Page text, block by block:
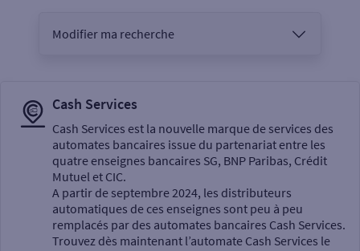
Modifier ma recherche
Sélectionnez votre recherche
Un service
Cash Services
Cash Services est la nouvelle marque de services des
automates bancaires issue du partenariat entre les
quatre enseignes bancaires SG, BNP Paribas, Crédit
Mutuel et CIC.
A partir de septembre 2024, les distributeurs
automatiques de ces enseignes sont peu à peu
remplacés par des automates bancaires Cash Services.
Trouvez dès maintenant l’automate Cash Services le